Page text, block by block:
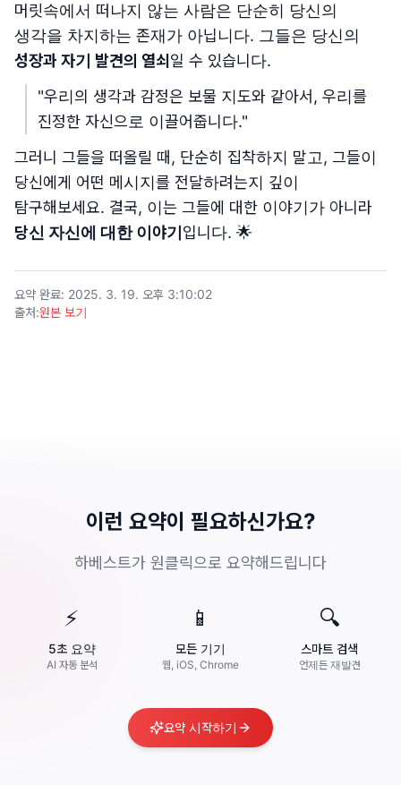
머릿속에서 떠나지 않는 사람은 단순히 당신의
생각을 차지하는 존재가 아닙니다. 그들은 당신의
성장과 자기 발견의 열쇠 일 수 있습니다.
"우리의 생각과 감정은 보물 지도와 같아서, 우리를
진정한 자신으로 이끌어줍니다."
그러니 그들을 떠올릴 때, 단순히 집착하지 말고, 그들이
당신에게 어떤 메시지를 전달하려는지 깊이
탐구해보세요. 결국, 이는 그들에 대한 이야기가 아니라
당신 자신에 대한 이야기 입니다. 🌟
요약 완료: 2025. 3. 19. 오후 3:10:02
출처:원본 보기
이런 요약이 필요하신가요?
하베스트가 원클릭으로 요약해드립니다
⚡
5초 요약
AI 자동 분석
📱
모든 기기
웹, iOS, Chrome
🔍
스마트 검색
언제든 재발견
요약 시작하기